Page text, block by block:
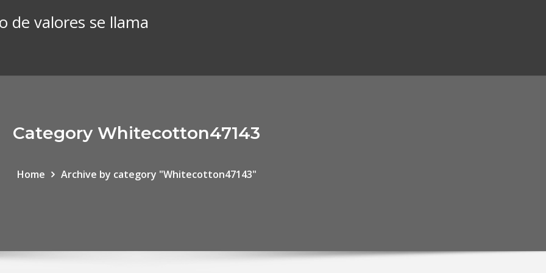
de valores se llama
Category Whitecotton47143
Home Archive by category "Whitecotton47143"